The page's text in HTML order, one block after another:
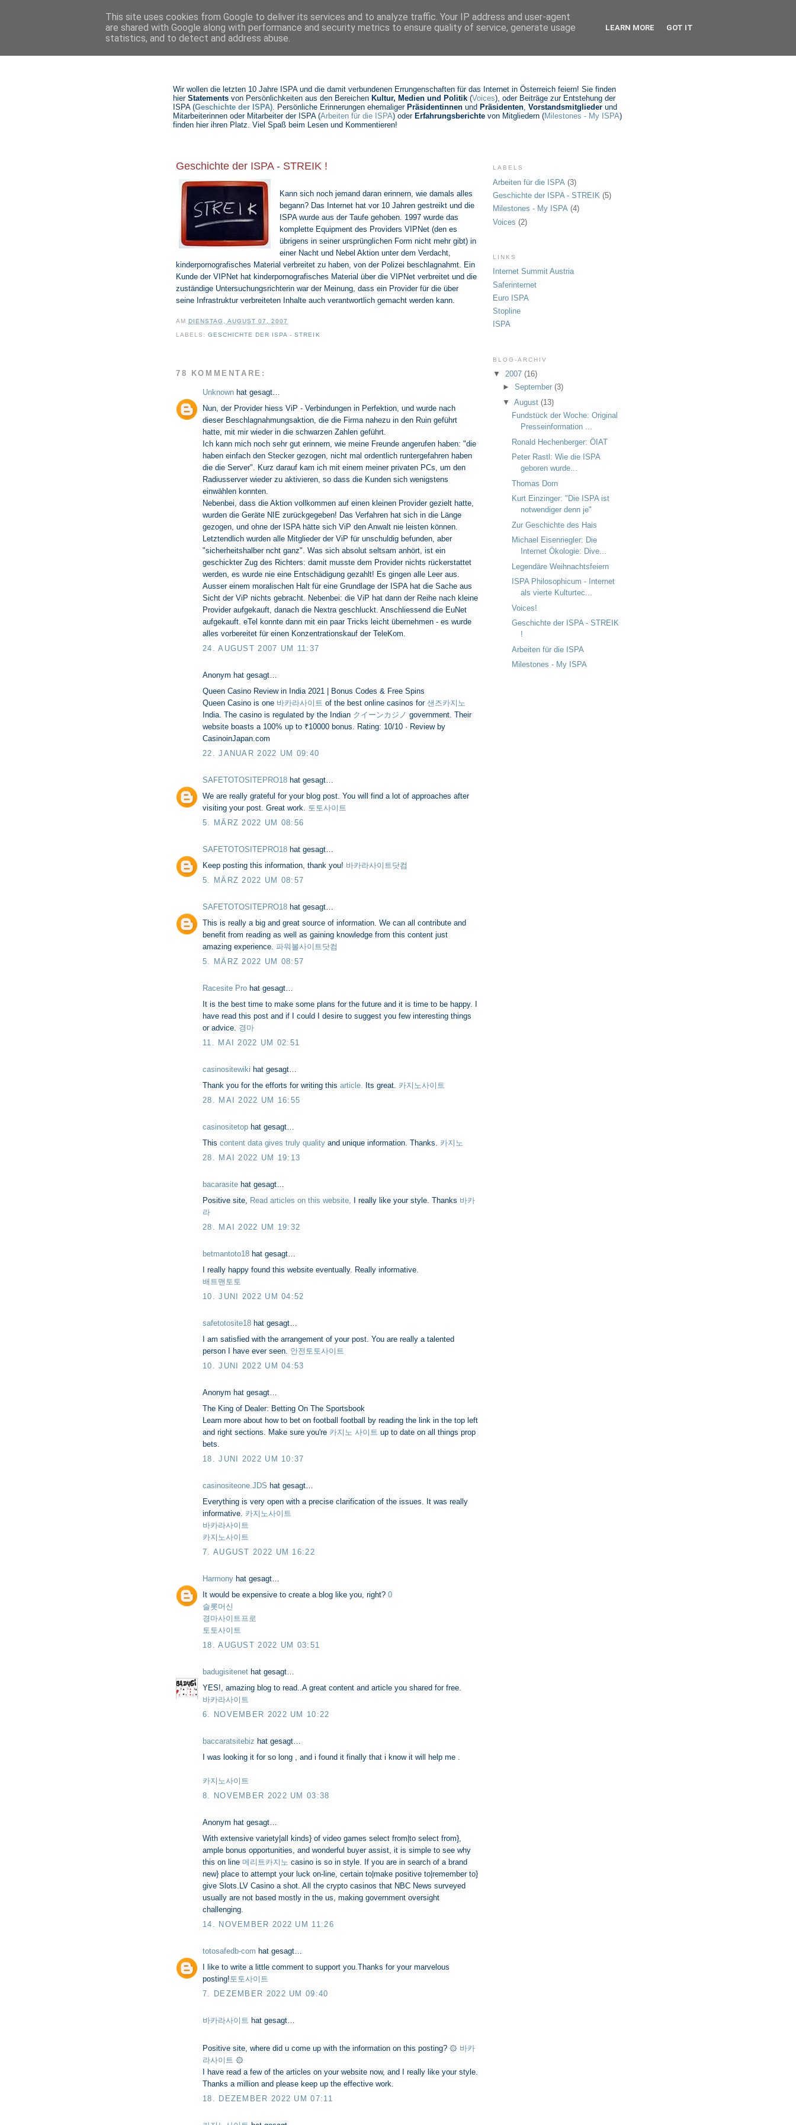
Wir wollen die letzten 10 Jahre ISPA und die damit verbundenen Errungenschaften für das Internet in Österreich feiern! Sie finden
hier Statements von Persönlichkeiten aus den Bereichen Kultur, Medien und Politik (Voices), oder Beiträge zur Entstehung der
ISPA (Geschichte der ISPA). Persönliche Erinnerungen ehemaliger Präsidentinnen und Präsidenten, Vorstandsmitglieder und
Mitarbeiterinnen oder Mitarbeiter der ISPA (Arbeiten für die ISPA) oder Erfahrungsberichte von Mitgliedern (Milestones - My ISPA)
finden hier ihren Platz. Viel Spaß beim Lesen und Kommentieren!
Geschichte der ISPA - STREIK !
Kann sich noch jemand daran erinnern, wie damals alles
begann? Das Internet hat vor 10 Jahren gestreikt und die
ISPA wurde aus der Taufe gehoben. 1997 wurde das
komplette Equipment des Providers VIPNet (den es
übrigens in seiner ursprünglichen Form nicht mehr gibt) in
einer Nacht und Nebel Aktion unter dem Verdacht,
kinderpornografisches Material verbreitet zu haben, von der Polizei beschlagnahmt. Ein
Kunde der VIPNet hat kinderpornografisches Material über die VIPNet verbreitet und die
zuständige Untersuchungsrichterin war der Meinung, dass ein Provider für die über
seine Infrastruktur verbreiteten Inhalte auch verantwortlich gemacht werden kann.
AMDIENSTAG, AUGUST 07, 2007
LABELS:GESCHICHTE DER ISPA - STREIK
78 KOMMENTARE:
Unknown hat gesagt…
Nun, der Provider hiess ViP - Verbindungen in Perfektion, und wurde nach
dieser Beschlagnahmungsaktion, die die Firma nahezu in den Ruin geführt
hatte, mit mir wieder in die schwarzen Zahlen geführt.
Ich kann mich noch sehr gut erinnern, wie meine Freunde angerufen haben: "die
haben einfach den Stecker gezogen, nicht mal ordentlich runtergefahren haben
die die Server". Kurz darauf kam ich mit einem meiner privaten PCs, um den
Radiusserver wieder zu aktivieren, so dass die Kunden sich wenigstens
einwählen konnten.
Nebenbei, dass die Aktion vollkommen auf einen kleinen Provider gezielt hatte,
wurden die Geräte NIE zurückgegeben! Das Verfahren hat sich in die Länge
gezogen, und ohne der ISPA hätte sich ViP den Anwalt nie leisten können.
Letztendlich wurden alle Mitglieder der ViP für unschuldig befunden, aber
"sicherheitshalber ncht ganz". Was sich absolut seltsam anhört, ist ein
geschickter Zug des Richters: damit musste dem Provider nichts rückerstattet
werden, es wurde nie eine Entschädigung gezahlt! Es gingen alle Leer aus.
Ausser einem moralischen Halt für eine Grundlage der ISPA hat die Sache aus
Sicht der ViP nichts gebracht. Nebenbei: die ViP hat dann der Reihe nach kleine
Provider aufgekauft, danach die Nextra geschluckt. Anschliessend die EuNet
aufgekauft. eTel konnte dann mit ein paar Tricks leicht übernehmen - es wurde
alles vorbereitet für einen Konzentrationskauf der TeleKom.
24. AUGUST 2007 UM 11:37
Anonym hat gesagt…
Queen Casino Review in India 2021 | Bonus Codes & Free Spins
Queen Casino is one 바카라사이트 of the best online casinos for 샌즈카지노
India. The casino is regulated by the Indian クイーンカジノ government. Their
website boasts a 100% up to ₹10000 bonus. Rating: 10/10 · ‎Review by
CasinoinJapan.com
22. JANUAR 2022 UM 09:40
SAFETOTOSITEPRO18 hat gesagt…
We are really grateful for your blog post. You will find a lot of approaches after
visiting your post. Great work.
토토사이트
5. MÄRZ 2022 UM 08:56
SAFETOTOSITEPRO18 hat gesagt…
Keep posting this information, thank you! 바카라사이트닷컴
5. MÄRZ 2022 UM 08:57
SAFETOTOSITEPRO18 hat gesagt…
This is really a big and great source of information. We can all contribute and
benefit from reading as well as gaining knowledge from this content just
amazing experience. 파워볼사이트닷컴
5. MÄRZ 2022 UM 08:57
Racesite Pro hat gesagt…
It is the best time to make some plans for the future and it is time to be happy. I
have read this post and if I could I desire to suggest you few interesting things
or advice. 경마
11. MAI 2022 UM 02:51
casinositewiki hat gesagt…
Thank you for the efforts for writing this article. Its great. 카지노사이트
28. MAI 2022 UM 16:55
casinositetop hat gesagt…
This content data gives truly quality and unique information. Thanks. 카지노
28. MAI 2022 UM 19:13
bacarasite hat gesagt…
Positive site, Read articles on this website, I really like your style. Thanks 바카
라
28. MAI 2022 UM 19:32
betmantoto18 hat gesagt…
I really happy found this website eventually. Really informative.
배트맨토토
10. JUNI 2022 UM 04:52
safetotosite18 hat gesagt…
I am satisfied with the arrangement of your post. You are really a talented
person I have ever seen. 안전토토사이트
10. JUNI 2022 UM 04:53
Anonym hat gesagt…
The King of Dealer: Betting On The Sportsbook
Learn more about how to bet on football football by reading the link in the top left
and right sections. Make sure you're 카지노 사이트 up to date on all things prop
bets.
18. JUNI 2022 UM 10:37
casinositeone.JDS hat gesagt…
Everything is very open with a precise clarification of the issues. It was really
informative. 카지노사이트
바카라사이트
카지노사이트
7. AUGUST 2022 UM 16:22
Harmony hat gesagt…
It would be expensive to create a blog like you, right? 0
슬롯머신
경마사이트프로
토토사이트
18. AUGUST 2022 UM 03:51
badugisitenet hat gesagt…
YES!, amazing blog to read..A great content and article you shared for free.
바카라사이트
6. NOVEMBER 2022 UM 10:22
baccaratsitebiz hat gesagt…
I was looking it for so long , and i found it finally that i know it will help me .
카지노사이트
8. NOVEMBER 2022 UM 03:38
Anonym hat gesagt…
With extensive variety|all kinds} of video games select from|to select from},
ample bonus opportunities, and wonderful buyer assist, it is simple to see why
this on line 메리트카지노 casino is so in style. If you are in search of a brand
new} place to attempt your luck on-line, certain to|make positive to|remember to}
give Slots.LV Casino a shot. All the crypto casinos that NBC News surveyed
usually are not based mostly in the us, making government oversight
challenging.
14. NOVEMBER 2022 UM 11:26
totosafedb-com hat gesagt…
I like to write a little comment to support you.Thanks for your marvelous
posting! 토토사이트
7. DEZEMBER 2022 UM 09:40
바카라사이트 hat gesagt…
Positive site, where did u come up with the information on this posting? ۞ 바카
라사이트 ۞
I have read a few of the articles on your website now, and I really like your style.
Thanks a million and please keep up the effective work.
18. DEZEMBER 2022 UM 07:11
LABELS
Arbeiten für die ISPA (3)
Geschichte der ISPA - STREIK (5)
Milestones - My ISPA (4)
Voices (2)
LINKS
Internet Summit Austria
Saferinternet
Euro ISPA
Stopline
ISPA
BLOG-ARCHIV
▼ 2007 (16)
► September (3)
▼ August (13)
Fundstück der Woche: Original
Presseinformation ...
Ronald Hechenberger: ÖIAT
Peter Rastl: Wie die ISPA
geboren wurde...
Thomas Dorn
Kurt Einzinger: "Die ISPA ist
notwendiger denn je"
Zur Geschichte des Hais
Michael Eisenriegler: Die
Internet Ökologie: Dive...
Legendäre Weihnachtsfeiern
ISPA Philosophicum - Internet
als vierte Kulturtec...
Voices!
Geschichte der ISPA - STREIK
!
Arbeiten für die ISPA
Milestones - My ISPA
This site uses cookies from Google to deliver its services and to analyze traffic. Your IP address and user-agent
are shared with Google along with performance and security metrics to ensure quality of service, generate usage
statistics, and to detect and address abuse.
LEARN MORE GOT IT